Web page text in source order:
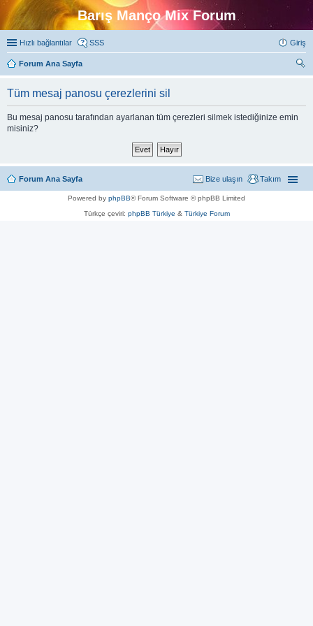
Barış Manço Mix Forum
Hızlı bağlantılar SSS Giriş
Forum Ana Sayfa
Tüm mesaj panosu çerezlerini sil
Bu mesaj panosu tarafından ayarlanan tüm çerezleri silmek istediğinize emin
misiniz?
Forum Ana Sayfa Takım
Bize ulaşın
Powered by phpBB® Forum Software © phpBB Limited
Türkçe çeviri: phpBB Türkiye & Türkiye Forum